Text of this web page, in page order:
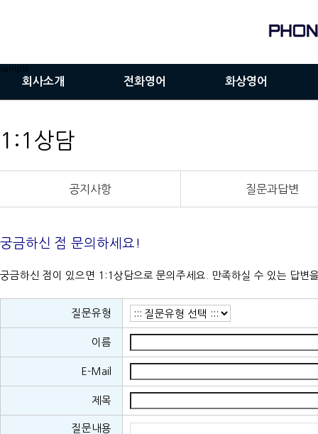
회사소개
연혁
비전
전화영어
전화영어VS학원영어
화상영어
서비스이용안내
sample
1:1상담
공지사항 질문과답변
궁금하신 점 문의하세요!
궁금하신 점이 있으면 1:1상담으로 문의주세요. 만족하실 수 있는 답변
질문유형
이름
E-Mail
제목
질문내용